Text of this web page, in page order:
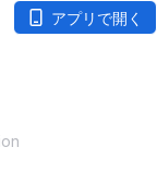
アプリで開く